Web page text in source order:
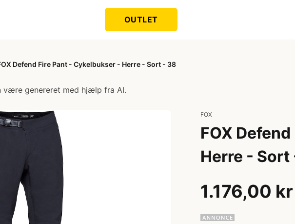
OUTLET
Defend Fire Pant - Cykelbukser - Herre - Sort - 38
være genereret med hjælp fra AI.
FOX
FOX
Herre - Sort
1.176,00 kr